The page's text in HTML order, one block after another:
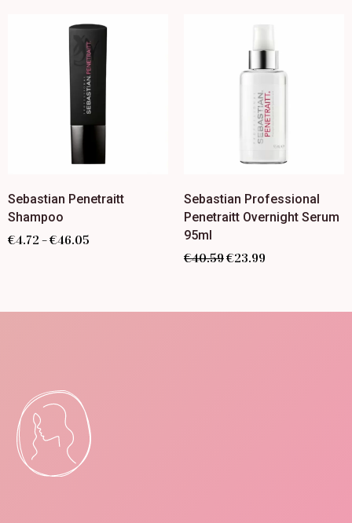
Sebastian Penetraitt
Shampoo
€4.72 –€46.05
Sebastian Professional
Penetraitt Overnight Serum
95ml
€40.59€23.99